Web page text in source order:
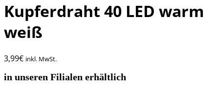
Kupferdraht 40 LED warm
weiß
3,99€ inkl. MwSt.
in unseren Filialen erhältlich